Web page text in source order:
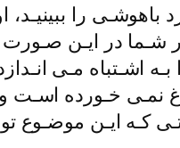
را ببینیـد،
شـما در ایـن
اشـتباه مـی
نمـی خـورده
کـه ایـن موضـوع